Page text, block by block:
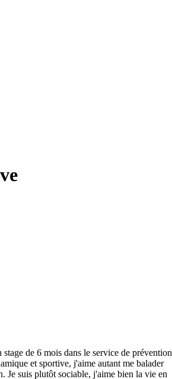
de 6 mois dans le service de prévention
et sportive, j'aime autant me balader
Je suis plutôt sociable, j'aime bien la vie en